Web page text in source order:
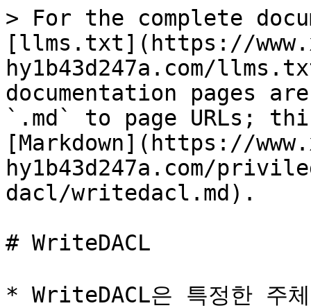
> For the complete
[llms.txt](https://
hy1b43d247a.com/
documentation pages
`.md` to page URLs;
[Markdown](https://
hy1b43d247a.com/
dacl/writedacl.md).
# WriteDACL
* WriteDACL은 특정한 주